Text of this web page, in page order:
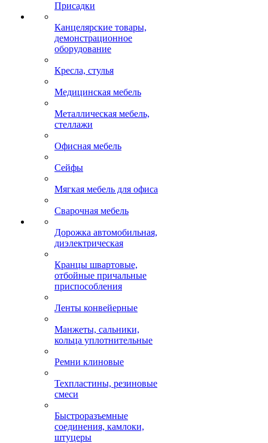
Присадки
Канцелярские товары,
демонстрационное
оборудование
Кресла, стулья
Медицинская мебель
Металлическая мебель,
стеллажи
Офисная мебель
Сейфы
Мягкая мебель для офиса
Сварочная мебель
Дорожка автомобильная,
диэлектрическая
Кранцы швартовые,
отбойные причальные
приспособления
Ленты конвейерные
Манжеты, сальники,
кольца уплотнительные
Ремни клиновые
Техпластины, резиновые
смеси
Быстроразъемные
соединения, камлоки,
штуцеры